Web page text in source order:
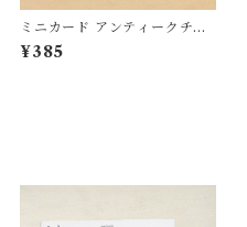
ミニカード アンティークチケ
ット
¥385